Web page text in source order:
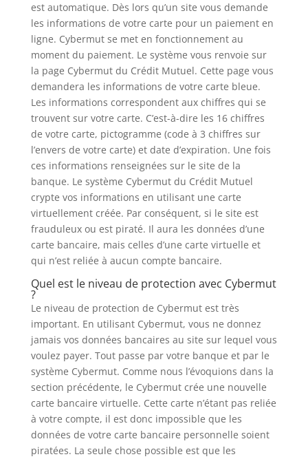
est automatique. Dès lors qu’un site vous demande
les informations de votre carte pour un paiement en
ligne. Cybermut se met en fonctionnement au
moment du paiement. Le système vous renvoie sur
la page Cybermut du Crédit Mutuel. Cette page vous
demandera les informations de votre carte bleue.
Les informations correspondent aux chiffres qui se
trouvent sur votre carte. C’est-à-dire les 16 chiffres
de votre carte, pictogramme (code à 3 chiffres sur
l’envers de votre carte) et date d’expiration. Une fois
ces informations renseignées sur le site de la
banque. Le système Cybermut du Crédit Mutuel
crypte vos informations en utilisant une carte
virtuellement créée. Par conséquent, si le site est
frauduleux ou est piraté. Il aura les données d’une
carte bancaire, mais celles d’une carte virtuelle et
qui n’est reliée à aucun compte bancaire.
Quel est le niveau de protection avec Cybermut
?
Le niveau de protection de Cybermut est très
important. En utilisant Cybermut, vous ne donnez
jamais vos données bancaires au site sur lequel vous
voulez payer. Tout passe par votre banque et par le
système Cybermut. Comme nous l’évoquions dans la
section précédente, le Cybermut crée une nouvelle
carte bancaire virtuelle. Cette carte n’étant pas reliée
à votre compte, il est donc impossible que les
données de votre carte bancaire personnelle soient
piratées. La seule chose possible est que les